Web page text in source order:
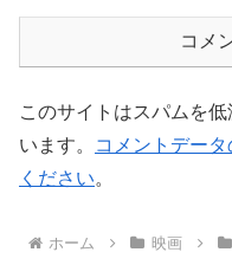
コメ
このサイトはスパムを
います。
コメントデー
ください。
ホーム 映画